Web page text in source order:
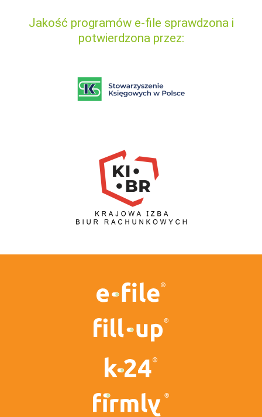
Jakość programów e-file sprawdzona i
potwierdzona przez: